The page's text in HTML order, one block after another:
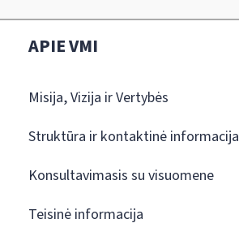
APIE VMI
Misija, Vizija ir Vertybės
Struktūra ir kontaktinė informacija
Konsultavimasis su visuomene
Teisinė informacija